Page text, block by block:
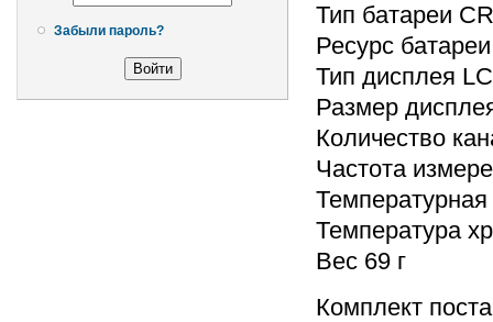
Забыли пароль?
Тип батареи
Ресурс
Тип дисплея
Размер
Количество
Частота
Температура
Вес 69 г
Комплект